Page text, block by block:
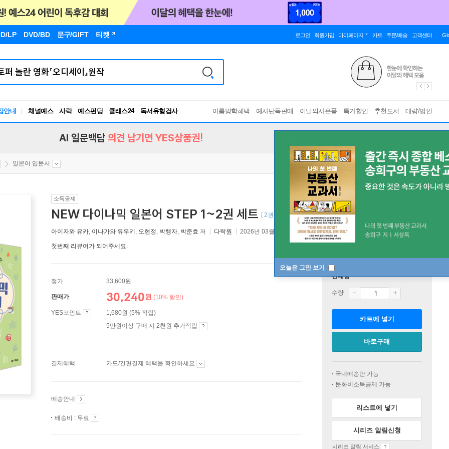
LP DVD/BD 문구/GIFT 티켓 로그인 회원가입 마이페이지 카트 주문/배송 고객센터
안내 채널예스 사락 예스펀딩 클래스24
독서유형검사
RBTI Lab
여름방학혜택 예사단독판매 이달의사은품 특가할인 추천도서 대량/법인
오늘은 그만 보기
AI 일문백답 의견 남기면 YES상품권!
일본어 입문서
소득공제
NEW 다이나믹 일본어 STEP 1~2권 세트 [ 2권 ]
아이자와 유카, 이나가와 유우키 , 오현정, 박행자, 박준효 저 다락원 2026년 03월 03일
첫번째 리뷰어가 되어주세요.
정가 33,600원
판매가 30,240원 (10% 할인)
YES포인트
1,680원 (5% 적립)
5만원이상 구매 시 2천원 추가적립
결제혜택 카드/간편결제 혜택을 확인하세요
배송안내
배송비 : 무료
판매중
수량
카트에 넣기
바로구매
국내배송만 가능
문화비소득공제 가능
리스트에 넣기
시리즈 알림신청
시리즈 알림 서비스